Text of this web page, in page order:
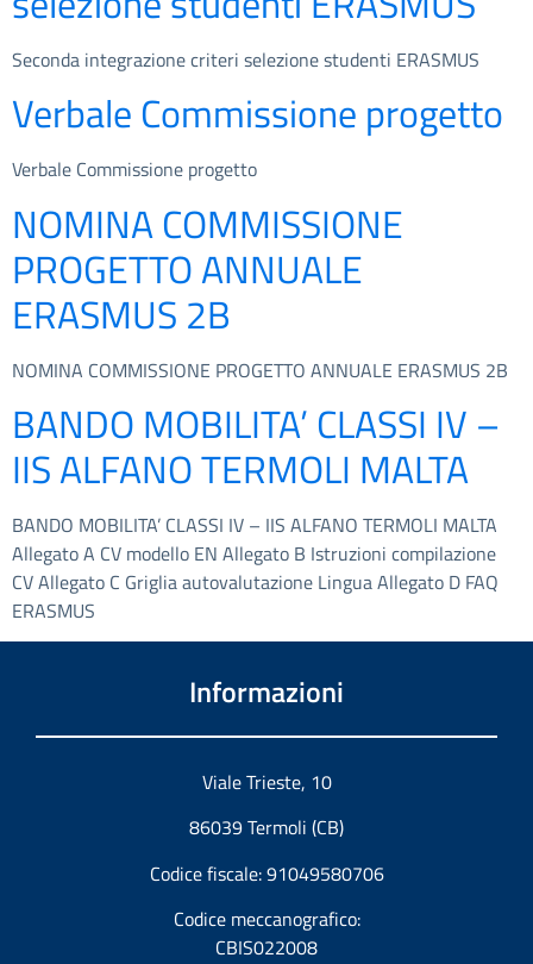
Seconda integrazione criteri selezione studenti ERASMUS
Verbale Commissione progetto
Verbale Commissione progetto
NOMINA COMMISSIONE
PROGETTO ANNUALE
ERASMUS 2B
NOMINA COMMISSIONE PROGETTO ANNUALE ERASMUS 2B
BANDO MOBILITA’ CLASSI IV –
IIS ALFANO TERMOLI MALTA
BANDO MOBILITA’ CLASSI IV – IIS ALFANO TERMOLI MALTA
Allegato A CV modello EN Allegato B Istruzioni compilazione
CV Allegato C Griglia autovalutazione Lingua Allegato D FAQ
ERASMUS
Informazioni
Viale Trieste, 10
86039 Termoli (CB)
Codice fiscale: 91049580706
Codice meccanografico:
CBIS022008